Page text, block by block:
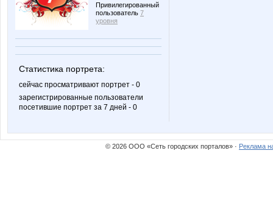
Привилегированный
пользователь 7
уровня
Статистика портрета:
сейчас просматривают портрет - 0
зарегистрированные пользователи
посетившие портрет за 7 дней - 0
© 2026 ООО «Сеть городских порталов» · Реклама